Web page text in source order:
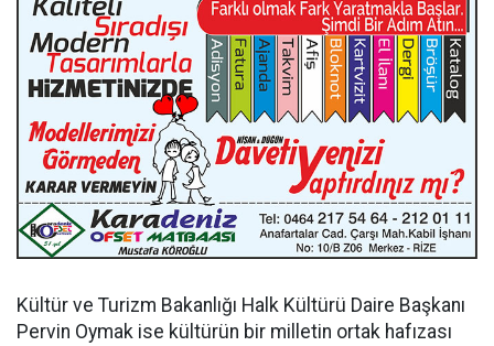
Kültür ve Turizm Bakanlığı Halk Kültürü Daire Başkanı
Pervin Oymak ise kültürün bir milletin ortak hafızası